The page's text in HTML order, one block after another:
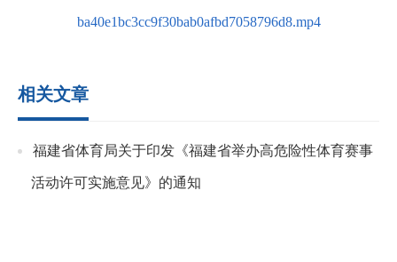
ba40e1bc3cc9f30bab0afbd7058796d8.mp4
相关文章
福建省体育局关于印发《福建省举办高危险性体育赛事
活动许可实施意见》的通知